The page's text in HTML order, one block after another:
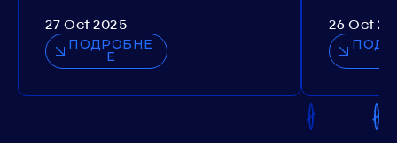
27 Oct 2025
ПОДРОБНЕ
Е
26 Oct